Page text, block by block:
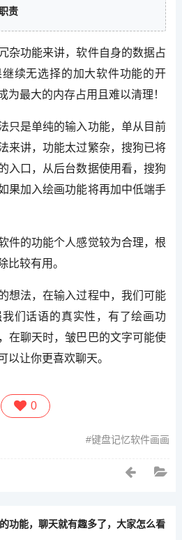
责
杂功能来讲，软件自身的数据占
续无选择的加大软件功能的开
为最大的内存占用且难以清理！
只是单纯的输入功能，单从目前
来讲，功能太过繁杂，搜狗已将
入口，从后台数据使用看，搜狗
果加入绘画功能将再加中低端手
件的功能个人感觉较为合理，根
比较有用。
想法，在输入过程中，我们可能
们话语的真实性，有了绘画功
在聊天时，皱巴巴的文字可能使
以让你更喜欢聊天。
0
键盘记忆软件画画
功能，聊天就有趣多了，大家怎么看